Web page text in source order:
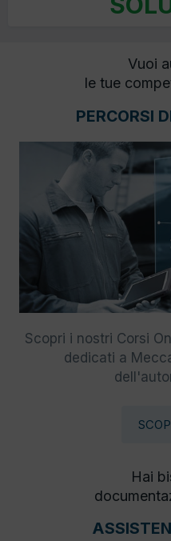
Vuoi
le tue
PERCORSI
Scopri i nostri Corsi
dedicati a
Hai